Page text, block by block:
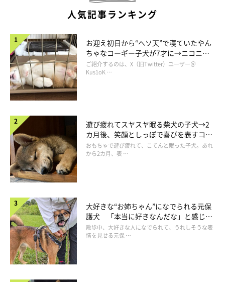
人気記事ランキング
お迎え初日から“ヘソ天”で寝ていたやん
ちゃなコーギー子犬が7才に→ニコニ
コ“コーギースマイル”が魅力のコに成
長！
ご紹介するのは、X（旧Twitter）ユーザー＠
Kus1oK …
遊び疲れてスヤスヤ眠る柴犬の子犬→2
カ月後、笑顔としっぽで喜びを表すコに
成長！
おもちゃで遊び疲れて、こてんと眠った子犬。あれ
から2カ月、表 …
大好きな“お姉ちゃん”になでられる元保
護犬 「本当に好きなんだな」と感じる
表情にほっこり
散歩中、大好きな人になでられて、うれしそうな表
情を見せる元保 …